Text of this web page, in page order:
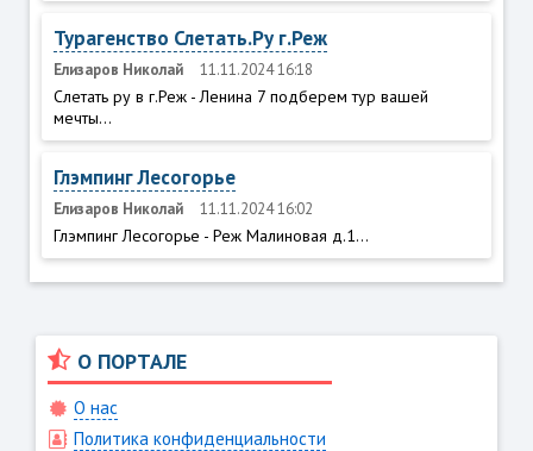
Турагенство Слетать.Ру г.Реж
Елизаров Николай 11.11.2024 16:18
Слетать ру в г.Реж - Ленина 7 подберем тур вашей
мечты...
Глэмпинг Лесогорье
Елизаров Николай 11.11.2024 16:02
Глэмпинг Лесогорье - Реж Малиновая д.1...
О ПОРТАЛЕ
О нас
Политика конфиденциальности